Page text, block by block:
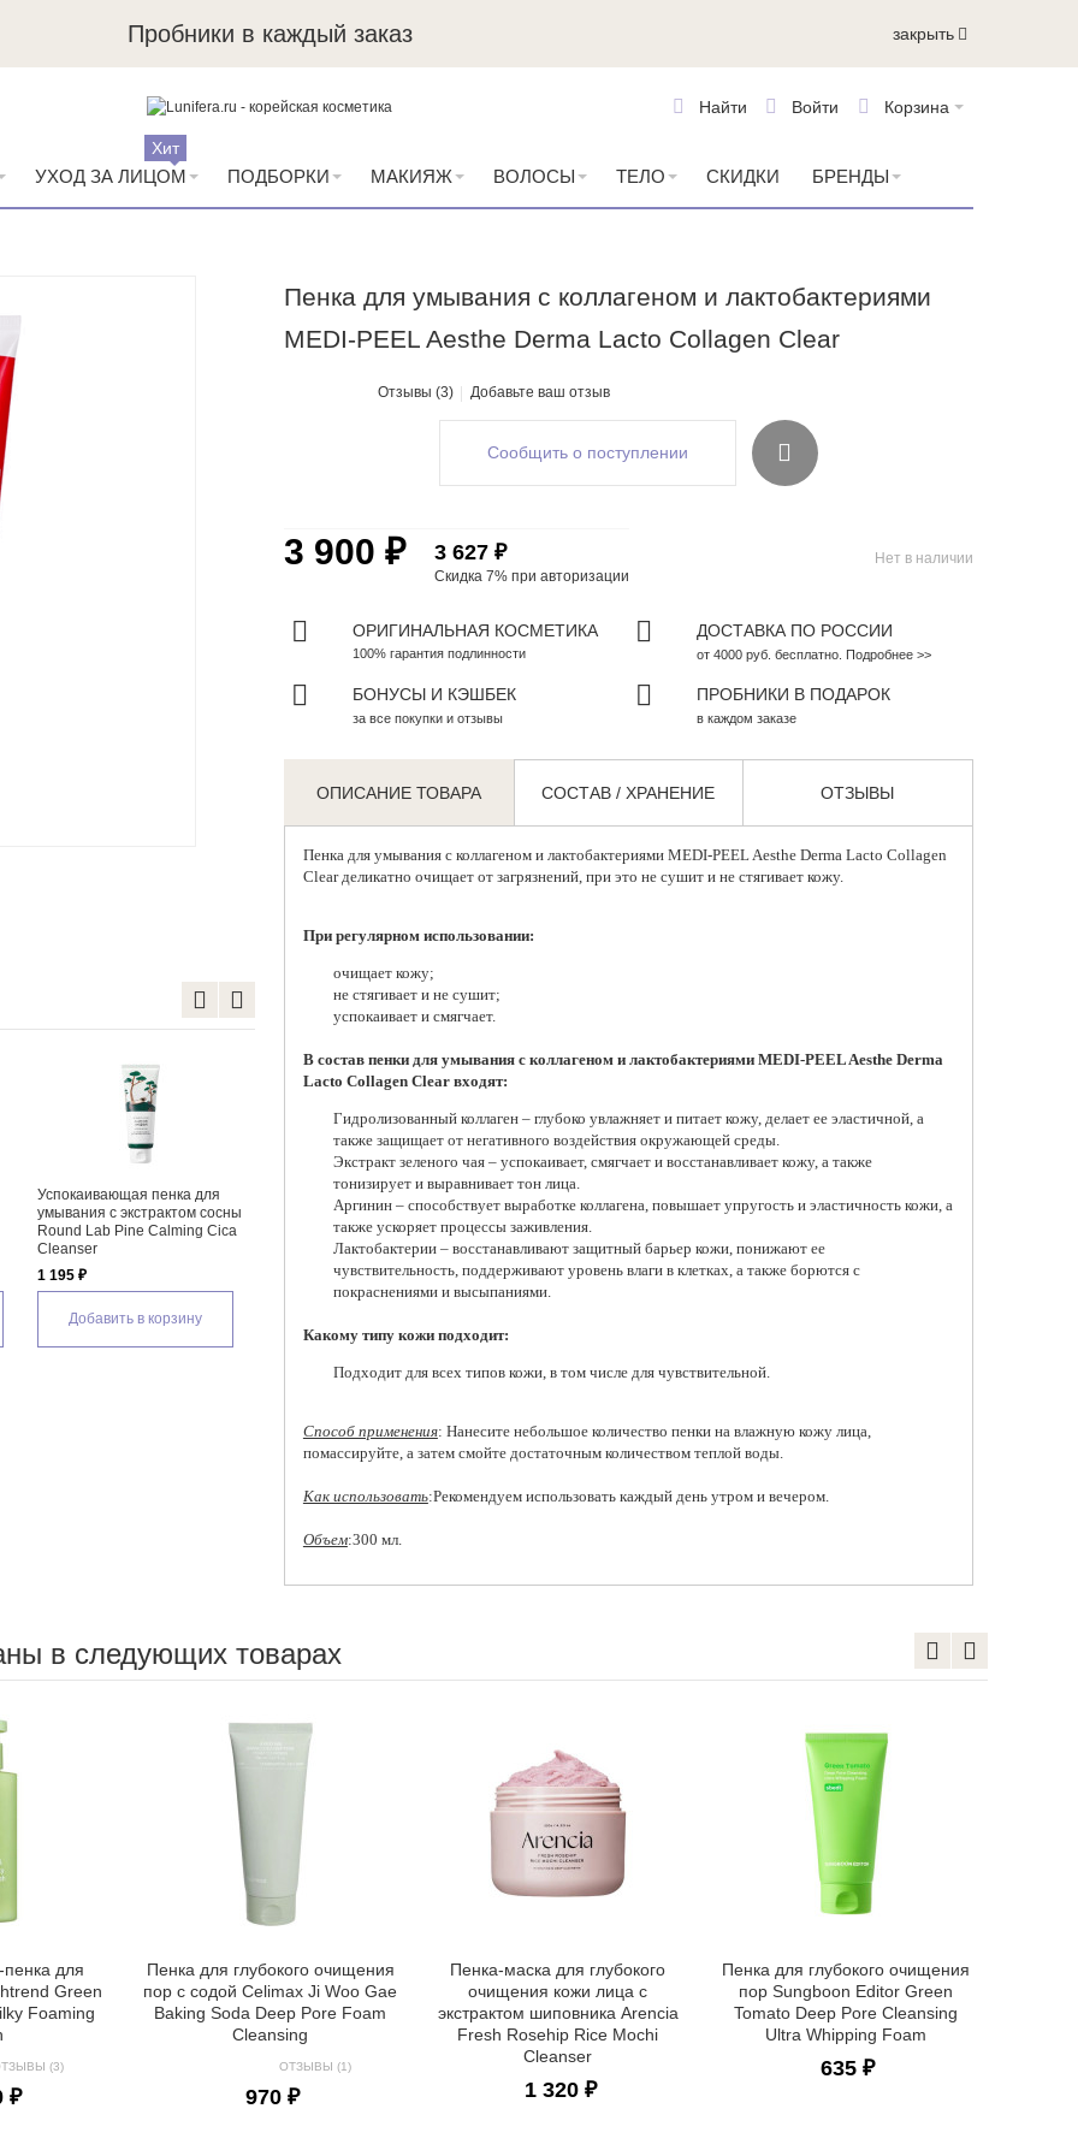
Пробники в каждый заказ закрыть
Корзина
Войти
Найти
УХОД ЗА ЛИЦОМ
Хит
ПОДБОРКИ МАКИЯЖ ВОЛОСЫ ТЕЛО СКИДКИ БРЕНДЫ
Пенка для умывания с коллагеном и лактобактериями
MEDI-PEEL Aesthe Derma Lacto Collagen Clear
Отзывы (3) Добавьте ваш отзыв
Пенка-маска для глубокого
очищения кожи лица с
экстрактом иссопа Arencia
Blue Hyssop Rice Mochi
Cleanser
1 320 ₽
Энзимная гель-пенка для
умывания By Wishtrend Green
Tea & Enzyme Milky Foaming
Персиковая пенка для
умывания Anua Peach Niacin
Spread Cleansing Foam
1 035 ₽
Добавить в корзину
Сообщить о поступлении
Нет в наличии
3 900 ₽ 3 627 ₽
Скидка 7% при авторизации
ОРИГИНАЛЬНАЯ КОСМЕТИКА
100% гарантия подлинности
ДОСТАВКА ПО РОССИИ
от 4000 руб. бесплатно. Подробнее >>
БОНУСЫ И КЭШБЕК
за все покупки и отзывы
ПРОБНИКИ В ПОДАРОК
в каждом заказе
ОПИСАНИЕ ТОВАРА СОСТАВ / ХРАНЕНИЕ ОТЗЫВЫ
Пенка для умывания с коллагеном и лактобактериями MEDI-PEELAesthe Derma Lacto Collagen
Clear деликатно очищает от загрязнений, при это не сушит и не стягивает кожу.
При регулярном использовании:
очищает кожу;
не стягивает и не сушит;
успокаивает и смягчает.
В состав пенки для умывания с коллагеном и лактобактериями MEDI-PEEL Aesthe Derma
Lacto Collagen Clear входят:
Гидролизованный коллаген – глубоко увлажняет и питает кожу, делает ее эластичной, а
также защищает от негативного воздействия окружающей среды.
Экстракт зеленого чая – успокаивает, смягчает и восстанавливает кожу, а также
тонизирует и выравнивает тон лица.
Аргинин – способствует выработке коллагена, повышает упругость и эластичность кожи, а
также ускоряет процессы заживления.
Лактобактерии – восстанавливают защитный барьер кожи, понижают ее
чувствительность, поддерживают уровень влаги в клетках, а также борются с
покраснениями и высыпаниями.
Какому типу кожи подходит:
Подходит для всех типов кожи, в том числе для чувствительной.
Способ применения: Нанесите небольшое количество пенки на влажную кожу лица,
помассируйте, а затем смойте достаточным количеством теплой воды.
Как использовать:Рекомендуем использовать каждый день утром и вечером.
Объем:300 мл.
в следующих товарах
для
Green
Foaming
(3)
₽
Пенка для глубокого очищения
пор с содой Celimax Ji Woo Gae
Baking Soda Deep Pore Foam
Cleansing
ОТЗЫВЫ (1)
970 ₽
Пенка-маска для глубокого
очищения кожи лица с
экстрактом шиповника Arencia
Fresh Rosehip Rice Mochi
Cleanser
1 320 ₽
Пенка для глубокого очищения
пор Sungboon Editor Green
Tomato Deep Pore Cleansing
Ultra Whipping Foam
635 ₽